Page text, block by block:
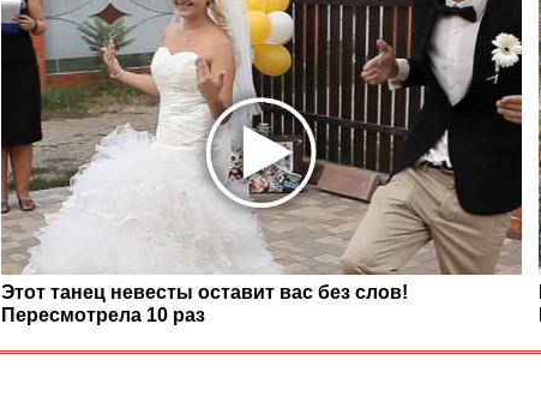
Этот танец невесты оставит вас без слов!
Пересмотрела 10 раз